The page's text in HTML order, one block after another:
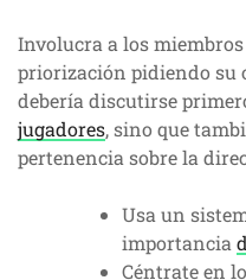
Involucra a los
priorización pidiendo su
debería discutirse
jugadores, sino que
pertenencia sobre la
Usa un
importancia
Céntrate en